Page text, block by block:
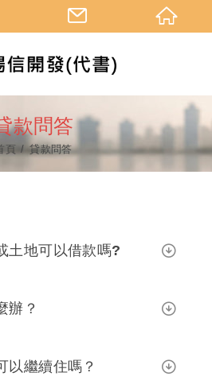
款問答
頁 貸款問答
土地可以借款嗎?
辦？
以繼續住嗎？